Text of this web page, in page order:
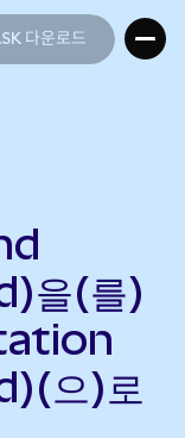
다운로드
을(를)
으)로